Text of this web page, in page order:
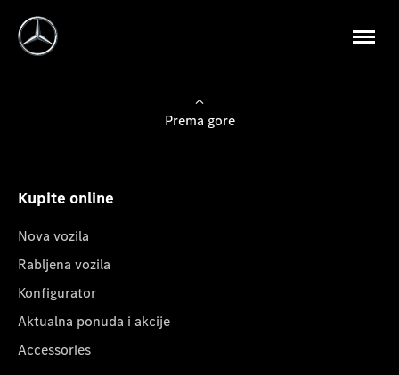
Prema gore
Kupite online
Nova vozila
Rabljena vozila
Konfigurator
Aktualna ponuda i akcije
Accessories